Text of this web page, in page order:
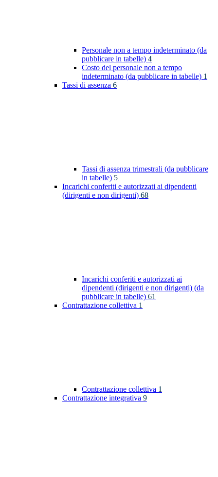
Personale non a tempo indeterminato (da
pubblicare in tabelle) 4
Costo del personale non a tempo
indeterminato (da pubblicare in tabelle) 1
Tassi di assenza 6
Tassi di assenza trimestrali (da pubblicare
in tabelle) 5
Incarichi conferiti e autorizzati ai dipendenti
(dirigenti e non dirigenti) 68
Incarichi conferiti e autorizzati ai
dipendenti (dirigenti e non dirigenti) (da
pubblicare in tabelle) 61
Contrattazione collettiva 1
Contrattazione collettiva 1
Contrattazione integrativa 9